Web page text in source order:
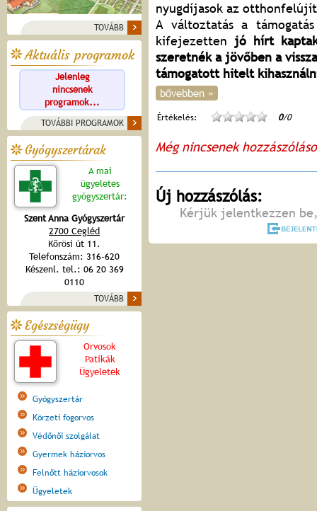
TOVÁBB
Aktuális programok
Jelenleg
nincsenek
programok...
TOVÁBBI PROGRAMOK
Gyógyszertárak
A mai
ügyeletes
gyógyszertár:
Szent Anna Gyógyszertár
2700 Cegléd
Kőrösi út 11.
Telefonszám: 316-620
Készenl. tel.: 06 20 369
0110
TOVÁBB
Egészségügy
Orvosok
Patikák
Ügyeletek
Gyógyszertár
Körzeti fogorvos
Védőnői szolgálat
Gyermek háziorvos
Felnőtt háziorvosok
Ügyeletek
nyugdíjasok az
A változtatás a
kifejezetten jó hírt
szeretnék a jövőben a
támogatott hitelt
bővebben »
Értékelés: 0/0
Még nincsenek
Új hozzászólás:
Kérjük jelentkezzen